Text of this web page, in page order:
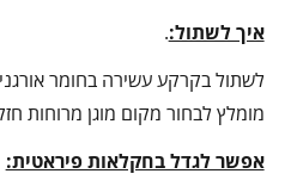
איך לשתול:.
לשתול בקרקע עשירה בחומר
מומלץ לבחור מקום מוגן מרוחות
אפשר לגדל בחקלאות פיראטית: